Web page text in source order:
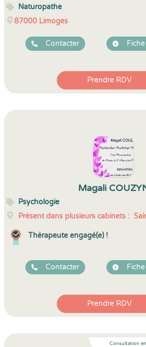
Naturopathe
87000 Limoges
Contacter
Prendre RDV
Magali
Psychologie
Présent dans plusieurs cabinets :
Thérapeute engagé(e) !
Contacter
Prendre RDV
Consultation